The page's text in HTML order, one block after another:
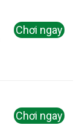
Chơi ngay
Chơi ngay